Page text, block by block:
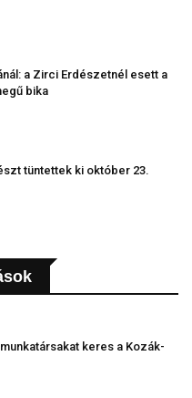
a Zirci Erdészetnél esett a
bika
tüntettek ki október 23.
keres a Kozák-